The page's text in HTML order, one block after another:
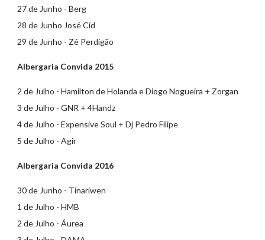
27 de Junho - Berg
28 de Junho José Cid
29 de Junho - Zé Perdigão
Albergaria Convida 2015
2 de Julho - Hamilton de Holanda e Diogo Nogueira + Zorgan
3 de Julho - GNR + 4Handz
4 de Julho - Expensive Soul + Dj Pedro Filipe
5 de Julho - Agir
Albergaria Convida 2016
30 de Junho - Tinariwen
1 de Julho - HMB
2 de Julho - Áurea